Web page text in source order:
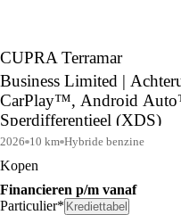
CUPRA Terramar
Business Limited |
CarPlay™, Android
Sperdifferentieel (XDS)
2026 10 km Hybride benzine
Kopen
Financieren p/m vanaf
Particulier* Krediettabel